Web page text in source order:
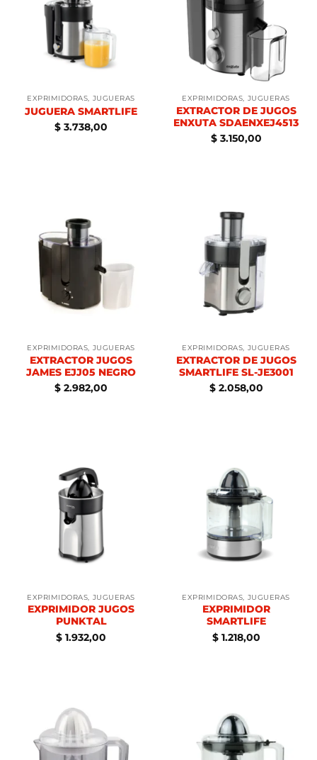
EXPRIMIDORAS, JUGUERAS
JUGUERA SMARTLIFE
$ 3.738,00
EXPRIMIDORAS, JUGUERAS
EXTRACTOR DE JUGOS
ENXUTA SDAENXEJ4513
$3.150,00
EXPRIMIDORAS, JUGUERAS
EXTRACTOR JUGOS
JAMES EJJ05 NEGRO
$ 2.982,00
EXPRIMIDORAS, JUGUERAS
EXTRACTOR DE JUGOS
SMARTLIFE SL-JE3001
$2.058,00
EXPRIMIDORAS, JUGUERAS
EXPRIMIDOR JUGOS
PUNKTAL
$ 1.932,00
EXPRIMIDORAS, JUGUERAS
EXPRIMIDOR
SMARTLIFE
$1.218,00